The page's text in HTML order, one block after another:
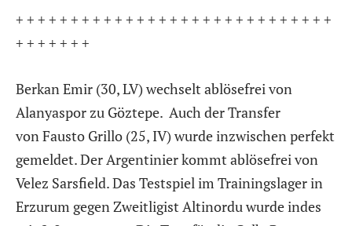
+ + + + + + + + + + + + + + + + + + + + + + + + + + + + +
+ + + + + + +
Berkan Emir (30, LV) wechselt ablösefrei von
Alanyaspor zu Göztepe. Auch der Transfer
von Fausto Grillo (25, IV) wurde inzwischen perfekt
gemeldet. Der Argentinier kommt ablösefrei von
Velez Sarsfield. Das Testspiel im Trainingslager in
Erzurum gegen Zweitligist Altinordu wurde indes